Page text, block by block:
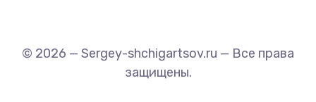
© 2026 — Sergey-shchigartsov.ru — Все права
защищены.